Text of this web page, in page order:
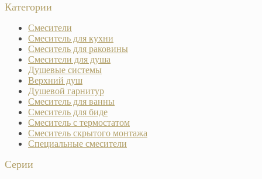
Категории
Смесители
Смеситель для кухни
Смеситель для раковины
Смесители для душа
Душевые системы
Верхний душ
Душевой гарнитур
Смеситель для ванны
Смеситель для биде
Смеситель с термостатом
Смеситель скрытого монтажа
Специальные смесители
Серии